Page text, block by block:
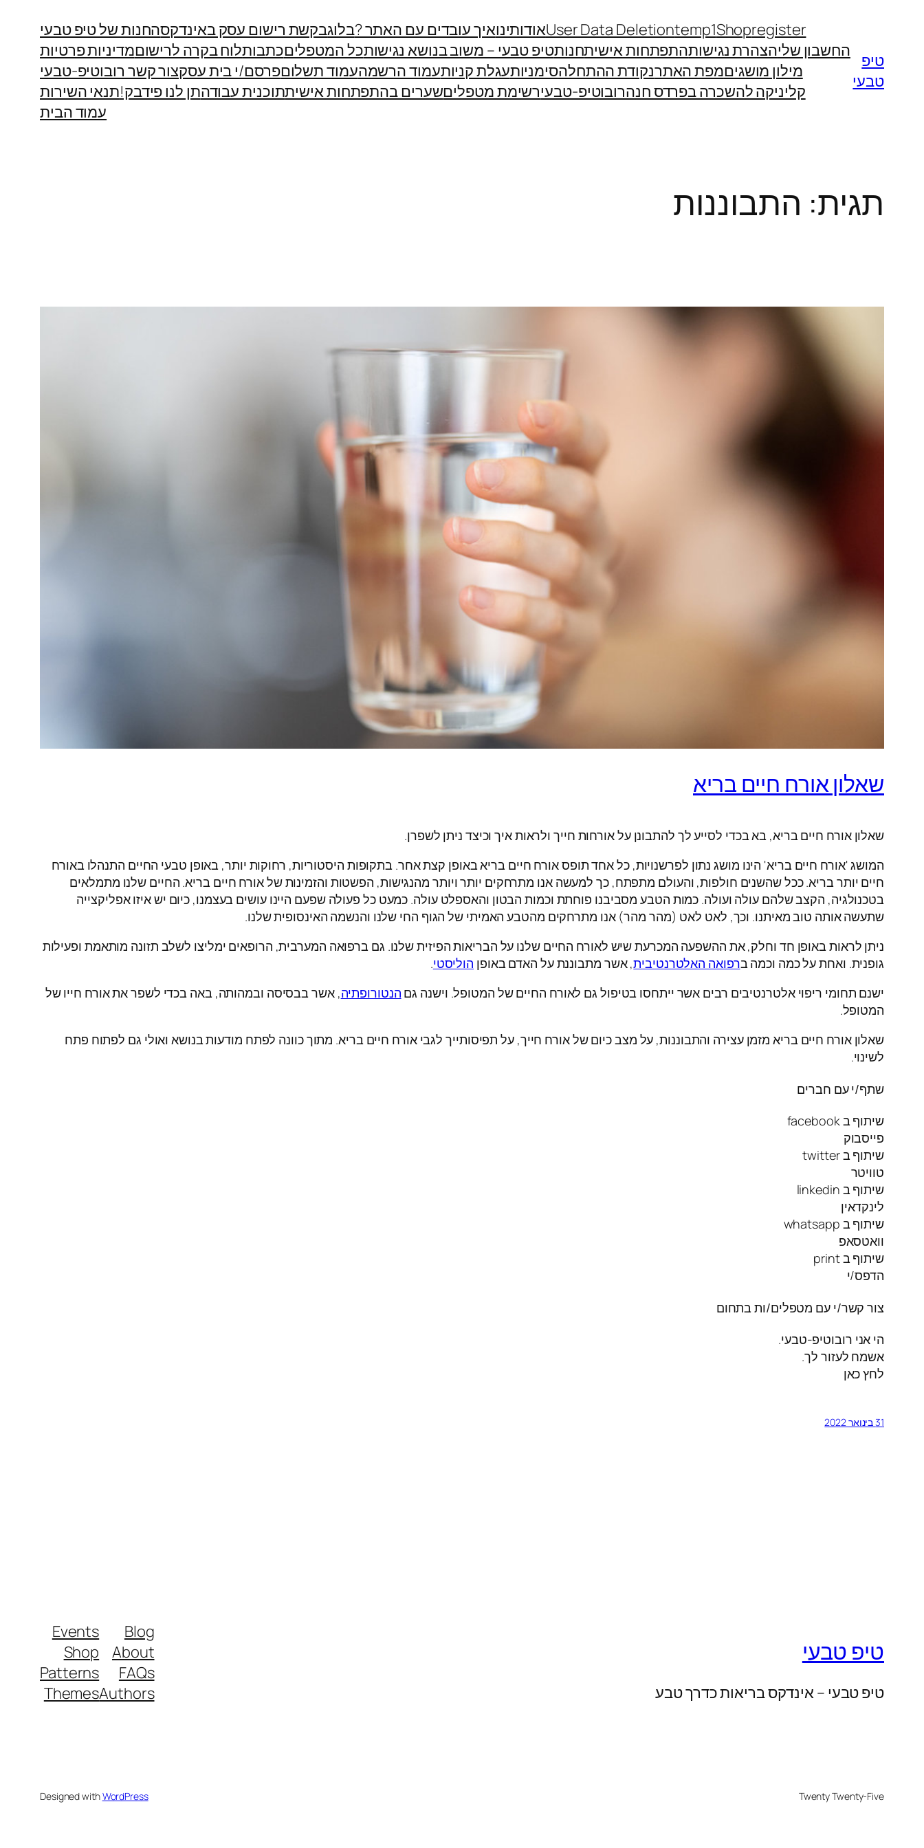
טיפ
טבעי
register
Shop
temp1
User Data Deletionאודותינואיך עובדים עם האתר ?בלוגבקשת רישום עסק באינדקסהחנות של טיפ טבעי
החשבון שליהצהרת נגישותהתפתחות אישיתחנותטיפ טבעי – משוב בנושא נגישותכל המטפליםכתבותלוח בקרה לרישוםמדיניות פרטיות
מילון מושגיםמפת האתרנקודת ההתחלהסימניותעגלת קניותעמוד הרשמהעמוד תשלוםפרסם/י בית עסקצור קשר רובוטיפ-טבעי
קליניקה להשכרה בפרדס חנהרובוטיפ-טבעירשימת מטפליםשערים בהתפתחות אישיתתוכנית עבודהתן לנו פידבק!תנאי השירות
עמוד הבית
תגית: התבוננות
שאלון אורח חיים בריא
שאלון אורח חיים בריא, בא בכדי לסייע לך להתבונן על אורחות חייך ולראות איך וכיצד ניתן לשפרן.
המושג 'אורח חיים בריא' הינו מושג נתון לפרשנויות, כל אחד תופס אורח חיים בריא באופן קצת אחר. בתקופות היסטוריות, רחוקות יותר, באופן טבעי החיים התנהלו באורח
חיים יותר בריא. ככל שהשנים חולפות, והעולם מתפתח, כך למעשה אנו מתרחקים יותר ויותר מהנגישות, הפשטות והזמינות של אורח חיים בריא. החיים שלנו מתמלאים
בטכנולגיה, הקצב שלהם עולה ועולה. כמות הטבע מסביבנו פוחתת וכמות הבטון והאספלט עולה. כמעט כל פעולה שפעם היינו עושים בעצמנו, כיום יש איזו אפליקצייה
שתעשה אותה טוב מאיתנו. וכך, לאט לאט (מהר מהר) אנו מתרחקים מהטבע האמיתי של הגוף החי שלנו והנשמה האינסופית שלנו.
ניתן לראות באופן חד וחלק, את ההשפעה המכרעת שיש לאורח החיים שלנו על הבריאות הפיזית שלנו. גם ברפואה המערבית, הרופאים ימליצו לשלב תזונה מותאמת ופעילות
גופנית. ואחת על כמה וכמה ברפואה האלטרנטיבית, אשר מתבוננת על האדם באופן הוליסטי.
ישנם תחומי ריפוי אלטרנטיבים רבים אשר ייתחסו בטיפול גם לאורח החיים של המטופל. וישנה גם הנטורופתיה, אשר בבסיסה ובמהותה, באה בכדי לשפר את אורח חייו של
המטופל.
שאלון אורח חיים בריא מזמן עצירה והתבוננות, על מצב כיום של אורח חייך, על תפיסותייך לגבי אורח חיים בריא. מתוך כוונה לפתח מודעות בנושא ואולי גם לפתוח פתח
לשינוי.
שתף/י עם חברים
שיתוף ב facebook
פייסבוק
שיתוף ב twitter
טוויטר
שיתוף ב linkedin
לינקדאין
שיתוף ב whatsapp
וואטסאפ
שיתוף ב print
הדפס/י
צור קשר/י עם מטפלים/ות בתחום
הי אני רובוטיפ-טבעי.
אשמח לעזור לך.
לחץ כאן
31 בינואר 2022
טיפ טבעי
טיפ טבעי – אינדקס בריאות כדרך טבע
Blog
About
FAQs
Authors
Events
Shop
Patterns
Themes
Twenty Twenty-Five
Designed withWordPress